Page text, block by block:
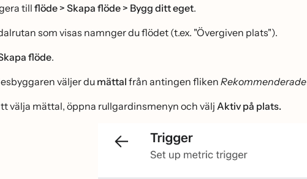
till flöde > Skapa flöde > Bygg ditt eget.
som visas namnger du flödet (t.ex. "Övergiven plats").
flöde.
väljer dumättal från antingen fliken Rekommenderade
välja mättal, öppna rullgardinsmenyn och välj Aktiv på plats.